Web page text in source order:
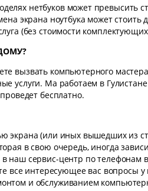
нетбуков может превысить
экрана ноутбука может стоить
(без стоимости
вызвать компьютерного
услуги. Ма работаем в
бесплатно.
экрана (или иных вышедших из
в свою очередь, иногда
наш сервис-центр по телефонам в
все интересующее вас вопросы у
и обслуживанием